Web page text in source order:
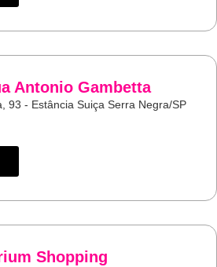
Antonio Gambetta
93 - Estância Suiça Serra Negra/SP
Shopping